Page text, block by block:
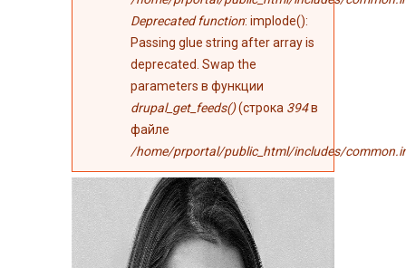
Deprecated function: implode():
Passing glue string after array is
deprecated. Swap the
parameters в функции
drupal_get_feeds()(строка 394в
файле
/home/prportal/public_html/includes/